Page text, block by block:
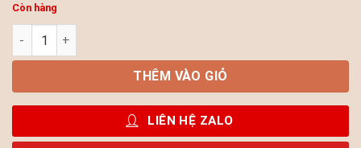
Còn hàng
Máy Laser CO2 Fractional S-CO2 – Công Nghệ Ultra Pulse
THÊM VÀO GIỎ
LIÊN HỆ ZALO